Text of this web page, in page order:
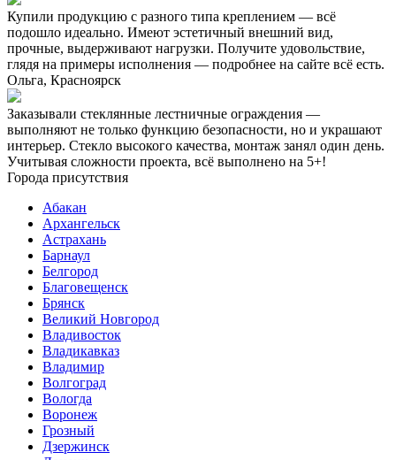
Купили продукцию с разного типа креплением — всё
подошло идеально. Имеют эстетичный внешний вид,
прочные, выдерживают нагрузки. Получите удовольствие,
глядя на примеры исполнения — подробнее на сайте всё есть.
Ольга, Красноярск
Заказывали стеклянные лестничные ограждения —
выполняют не только функцию безопасности, но и украшают
интерьер. Стекло высокого качества, монтаж занял один день.
Учитывая сложности проекта, всё выполнено на 5+!
Города присутствия
Абакан
Архангельск
Астрахань
Барнаул
Белгород
Благовещенск
Брянск
Великий Новгород
Владивосток
Владикавказ
Владимир
Волгоград
Вологда
Воронеж
Грозный
Дзержинск